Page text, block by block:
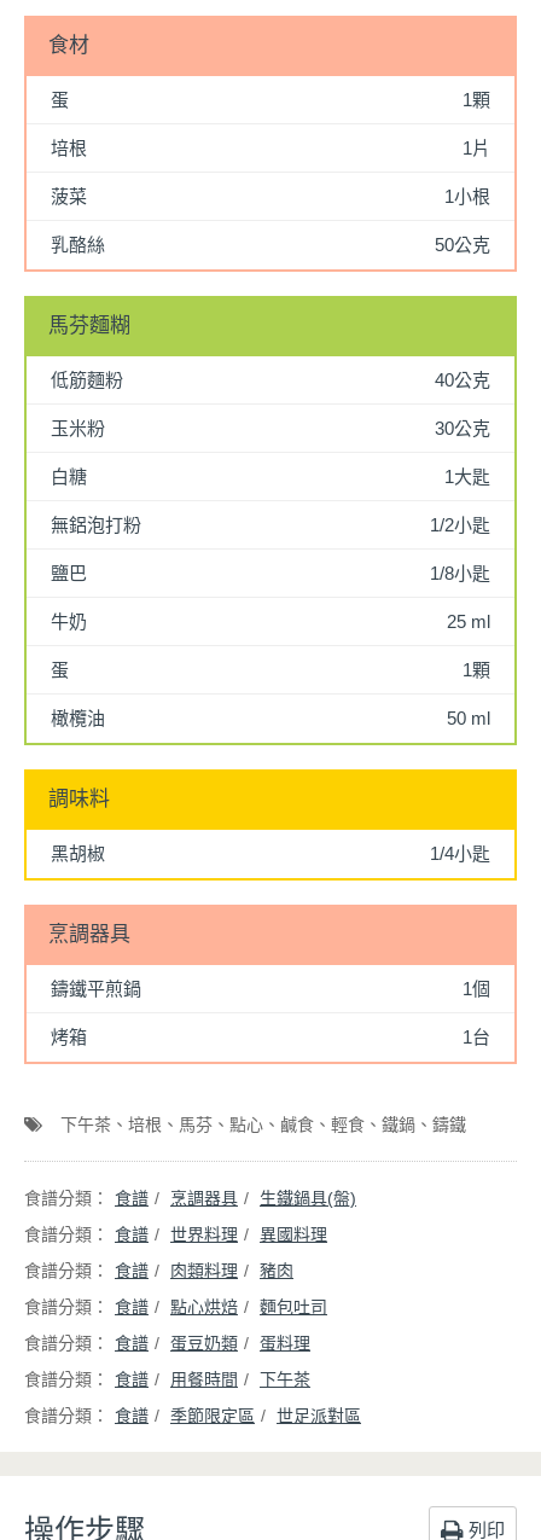
食材
蛋 1顆
培根 1片
菠菜 1小根
乳酪絲 50公克
馬芬麵糊
低筋麵粉 40公克
玉米粉 30公克
白糖 1大匙
無鋁泡打粉 1/2小匙
鹽巴 1/8小匙
牛奶 25 ml
蛋 1顆
橄欖油 50 ml
調味料
黑胡椒 1/4小匙
烹調器具
鑄鐵平煎鍋 1個
烤箱 1台
下午茶 培根 馬芬 點心 鹹食 輕食 鐵鍋 鑄鐵
食譜 烹調器具
生鐵鍋具(盤)
食譜
世界料理
異國料理
食譜
肉類料理
豬肉
食譜
點心烘焙
麵包吐司
食譜
蛋豆奶類
蛋料理
食譜
用餐時間
下午茶
食譜
季節限定區 世足派對區
操作步驟 列印